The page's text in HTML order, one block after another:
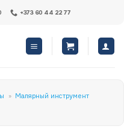
+373 60 44 22 77
» Малярный инструмент